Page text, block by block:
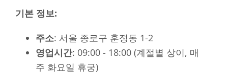
기본 정보:
주소: 서울 종로구 훈정동 1-2
영업시간: 09:00 - 18:00 (계절별 상이, 매
주 화요일 휴궁)